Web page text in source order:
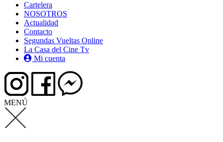
Cartelera
NOSOTROS
Actualidad
Contacto
Segundas Vueltas Online
La Casa del Cine Tv
Mi cuenta
MENÚ